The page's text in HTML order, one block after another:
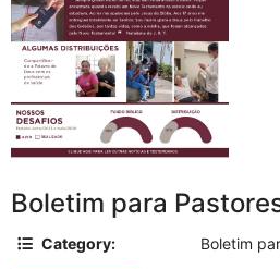
Boletim para
Category: Boletim